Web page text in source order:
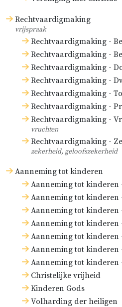
Rechtvaardigmaking
vrijspraak
Rechtvaardigmaking -
Rechtvaardigmaking -
Rechtvaardigmaking -
Rechtvaardigmaking -
Rechtvaardigmaking -
Rechtvaardigmaking -
Rechtvaardigmaking -
vruchten
Rechtvaardigmaking -
zekerheid, geloofszekerheid
Aanneming tot kinderen
Aanneming tot kinderen
Aanneming tot kinderen
Aanneming tot kinderen
Aanneming tot kinderen
Aanneming tot kinderen
Aanneming tot kinderen
Aanneming tot kinderen
Christelijke vrijheid
Kinderen Gods
Volharding der heiligen
van de
ook in het
rechtvaardiging
met de ouden
al waren ze nog
kerk
geloofsartikelen
zo openlijk
Ussher in het
hoofdstuk 2.
Over de tiende
Bellarminus (
summi
temporalibus
macht van de
zaken], boek 4,
geen
eeuw geweest is
Baronius